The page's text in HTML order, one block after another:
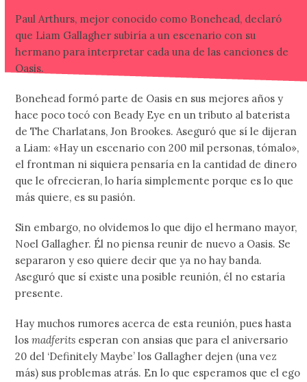
Paul Arthurs, mejor conocido como Bonehead, declaró
que Liam Gallagher subiría a un escenario con su
hermano para interpretar cada una de las canciones de
Oasis.
Bonehead formó parte de Oasis en sus mejores años y
hace poco tocó con Beady Eye en un tributo al baterista
de The Charlatans, Jon Brookes. Aseguró que sí le dijeran
a Liam: «Hay un escenario con 200 mil personas, tómalo»,
el frontman ni siquiera pensaría en la cantidad de dinero
que le ofrecieran, lo haría simplemente porque es lo que
más quiere, es su pasión.
Sin embargo, no olvidemos lo que dijo el hermano mayor,
Noel Gallagher. Él no piensa reunir de nuevo a Oasis. Se
separaron y eso quiere decir que ya no hay banda.
Aseguró que sí existe una posible reunión, él no estaría
presente.
Hay muchos rumores acerca de esta reunión, pues hasta
losmadferits esperan con ansias que para el aniversario
20 del ‘Definitely Maybe’ los Gallagher dejen (una vez
más) sus problemas atrás. En lo que esperamos que el ego